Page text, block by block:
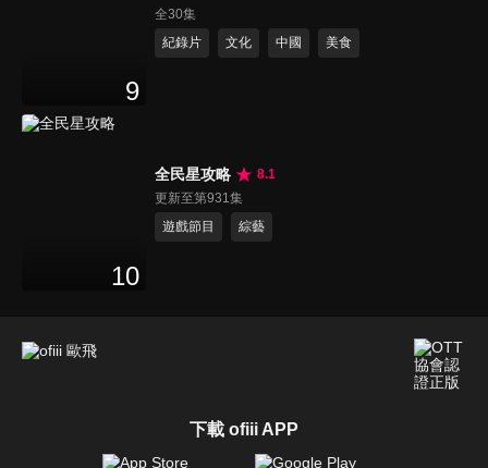
9
全30集
紀錄片
文化 中國 美食
10
全民星攻略
8.1
更新至第931集
遊戲節目
綜藝
下載 ofiii APP